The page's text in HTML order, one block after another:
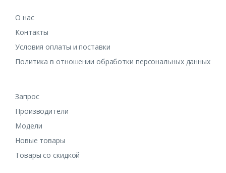
О нас
Контакты
Условия оплаты и поставки
Политика в отношении обработки персональных данных
Запрос
Производители
Модели
Новые товары
Товары со скидкой